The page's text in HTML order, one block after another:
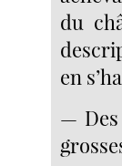
du
en
—